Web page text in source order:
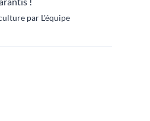
par L'équipe